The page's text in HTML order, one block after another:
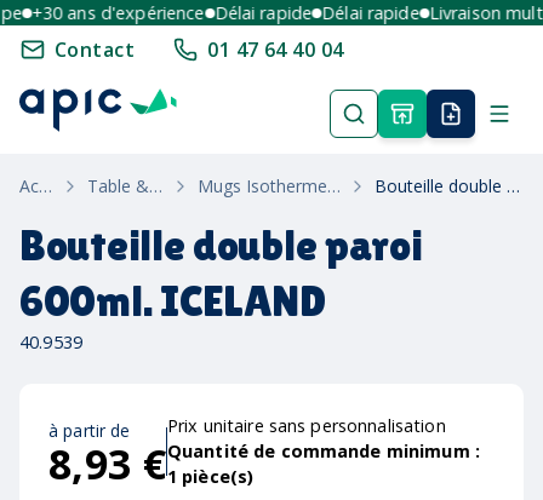
+30 ans d'expérience Délai rapide Délai rapide Livraison multi-
Contact 01 47 64 40 04
Accueil Table & Maison Mugs Isothermes & Thermos Bouteille double paroi 600ml. ICELAND
Bouteille double paroi
600ml. ICELAND
40.9539
à partir de
8,93 €
Prix unitaire sans personnalisation
Quantité de commande minimum :
1 pièce(s)